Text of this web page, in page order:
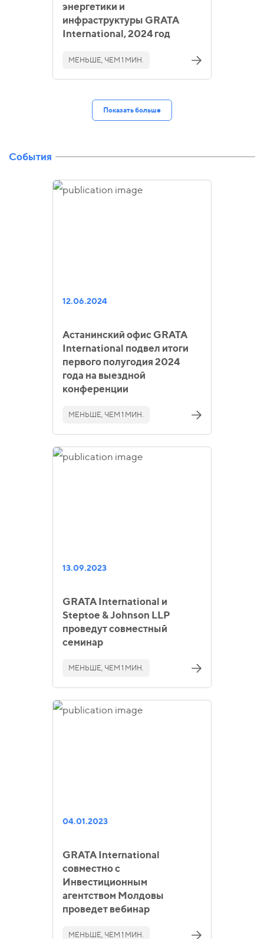
энергетики и
инфраструктуры GRATA
International, 2024 год
МЕНЬШЕ, ЧЕМ 1 МИН.
Показать больше
События
12.06.2024
Астанинский офис GRATA
International подвел итоги
первого полугодия 2024
года на выездной
конференции
МЕНЬШЕ, ЧЕМ 1 МИН.
13.09.2023
GRATA International и
Steptoe & Johnson LLP
проведут совместный
семинар
МЕНЬШЕ, ЧЕМ 1 МИН.
04.01.2023
GRATA International
совместно с
Инвестиционным
агентством Молдовы
проведет вебинар
МЕНЬШЕ, ЧЕМ 1 МИН.